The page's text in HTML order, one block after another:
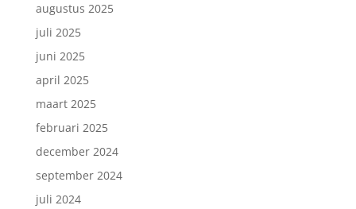
augustus 2025
juli 2025
juni 2025
april 2025
maart 2025
februari 2025
december 2024
september 2024
juli 2024